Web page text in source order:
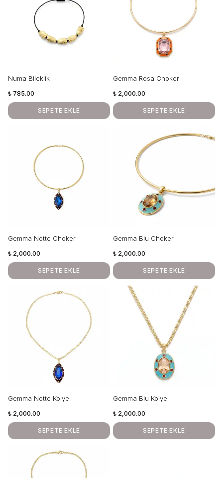
Numa Bileklik
₺ 785.00
SEPETE EKLE
Gemma Rosa Choker
₺ 2,000.00
SEPETE EKLE
Gemma Notte Choker
₺ 2,000.00
SEPETE EKLE
Gemma Blu Choker
₺ 2,000.00
SEPETE EKLE
Gemma Notte Kolye
₺ 2,000.00
SEPETE EKLE
Gemma Blu Kolye
₺ 2,000.00
SEPETE EKLE